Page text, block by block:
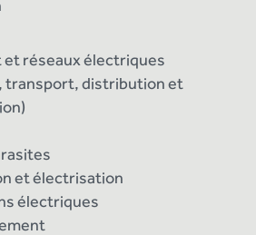
et réseaux électriques
transport, distribution et
et électrisation
électriques